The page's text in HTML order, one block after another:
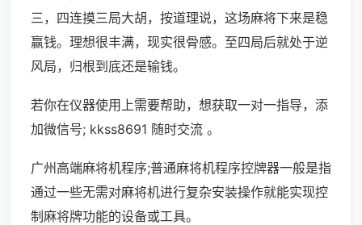
三，四连摸三局大胡，按道理说，这场麻将下来是稳
赢钱。理想很丰满，现实很骨感。至四局后就处于逆
风局，归根到底还是输钱。
若你在仪器使用上需要帮助，想获取一对一指导，添
加微信号; kkss8691 随时交流 。
广州高端麻将机程序;普通麻将机程序控牌器一般是指
通过一些无需对麻将机进行复杂安装操作就能实现控
制麻将牌功能的设备或工具。